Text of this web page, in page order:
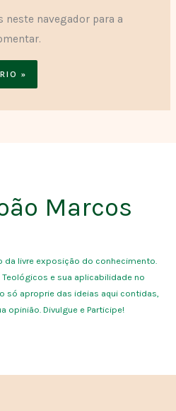
neste navegador para a
Marcos
livre exposição do conhecimento.
e sua aplicabilidade no
só aproprie das ideias aqui contidas,
opinião. Divulgue e Participe!